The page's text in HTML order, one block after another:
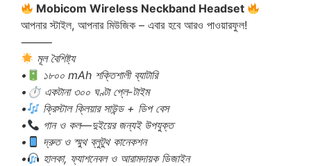
Mobicom Wireless Neckband Headset
আপনার স্টাইল, আপনার মিউজিক – এবার হবে আরও পাওয়ারফুল!
⸻
মূল বৈশিষ্ট্য
•
১৮০০ mAh শক্তিশালী ব্যাটারি
•⏱ একটানা ৩০০ ঘণ্টা প্লে-টাইম
•
ক্রিস্টাল ক্লিয়ার সাউন্ড + ডিপ বেস
•
গান ও কল—দুইয়ের জন্যই উপযুক্ত
•
দ্রুত ও স্মুথ ব্লুটুথ কানেকশন
•
হালকা, ফ্যাশনেবল ও আরামদায়ক ডিজাইন